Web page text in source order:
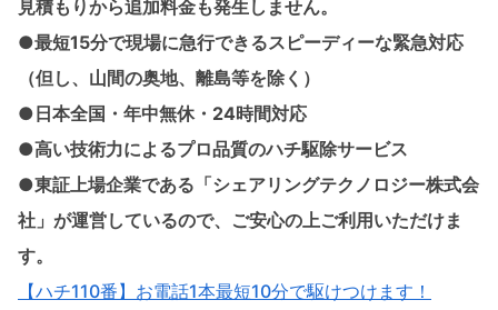
見積もりから追加料金も発生しません。
●最短15分で現場に急行できるスピーディーな緊急対応
（但し、山間の奥地、離島等を除く）
●日本全国・年中無休・24時間対応
●高い技術力によるプロ品質のハチ駆除サービス
●東証上場企業である「シェアリングテクノロジー株式会
社」が運営しているので、ご安心の上ご利用いただけま
す。
【ハチ110番】お電話1本最短10分で駆けつけます！